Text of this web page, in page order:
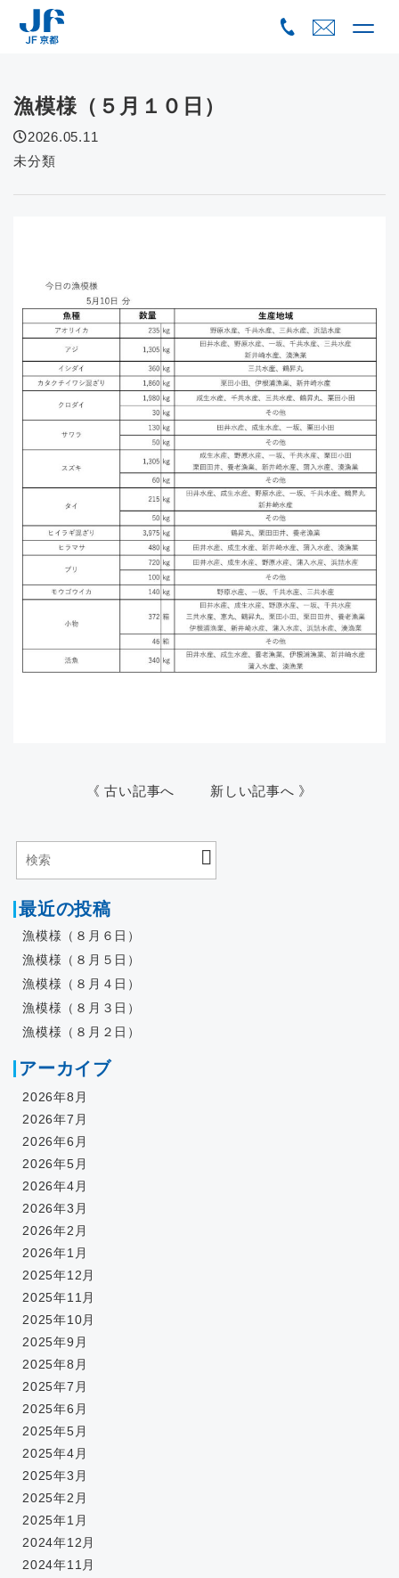
漁模様（５月１０日）
2026.05.11
未分類
《 古い記事へ 新しい記事へ 》
最近の投稿
漁模様（８月６日）
漁模様（８月５日）
漁模様（８月４日）
漁模様（８月３日）
漁模様（８月２日）
アーカイブ
2026年8月
2026年7月
2026年6月
2026年5月
2026年4月
2026年3月
2026年2月
2026年1月
2025年12月
2025年11月
2025年10月
2025年9月
2025年8月
2025年7月
2025年6月
2025年5月
2025年4月
2025年3月
2025年2月
2025年1月
2024年12月
2024年11月